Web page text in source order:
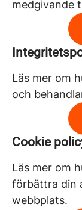
medgivande
Läs mer om
och
Cookie
Läs mer om
förbättra din
webbplats.